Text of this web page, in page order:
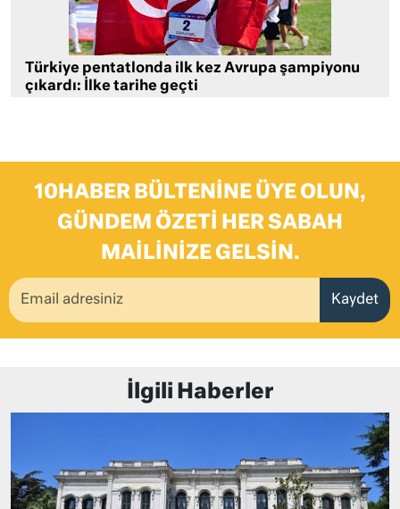
Türkiye pentatlonda ilk kez Avrupa şampiyonu
çıkardı: İlke tarihe geçti
10HABER BÜLTENINE ÜYE OLUN,
GÜNDEM ÖZETI HER SABAH
MAILINIZE GELSIN.
Kaydet
İlgili Haberler